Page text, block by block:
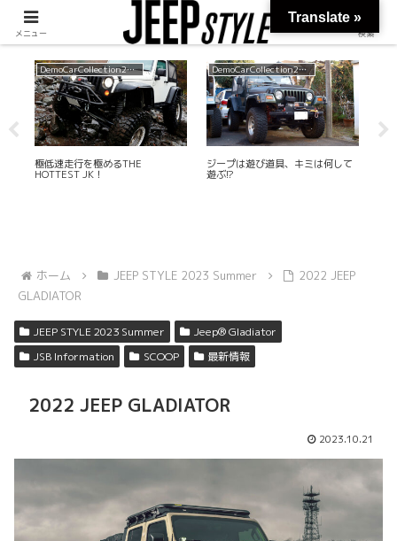
DemoCarCollection2016
極低速走行を極めるTHE
HOTTEST JK！
DemoCarCollection2014
ジープは遊び道具、キミは何して
遊ぶ!?
ホーム JEEP STYLE 2023 Summer
2022 JEEP
GLADIATOR
JEEP STYLE 2023 Summer
Jeep® Gladiator
JSB Information
SCOOP 最新情報
2022 JEEP GLADIATOR
2023.10.21
メニュー 検索
Translate »